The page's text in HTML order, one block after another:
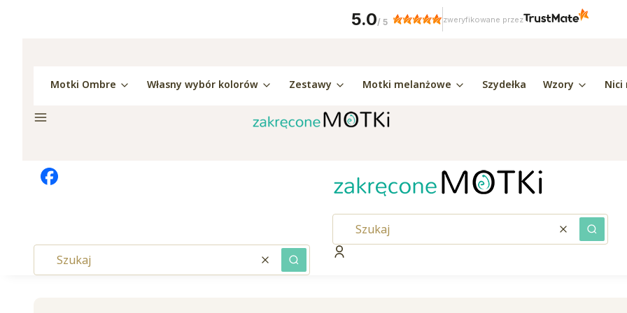
Motki Ombre Własny wybór kolorów Zestawy Motki melanżowe Szydełka Wzory Nici
Menu
WyczyśćSzukaj
WyczyśćSzukaj
Zaloguj się
5.0/ 5 zweryfikowane przez